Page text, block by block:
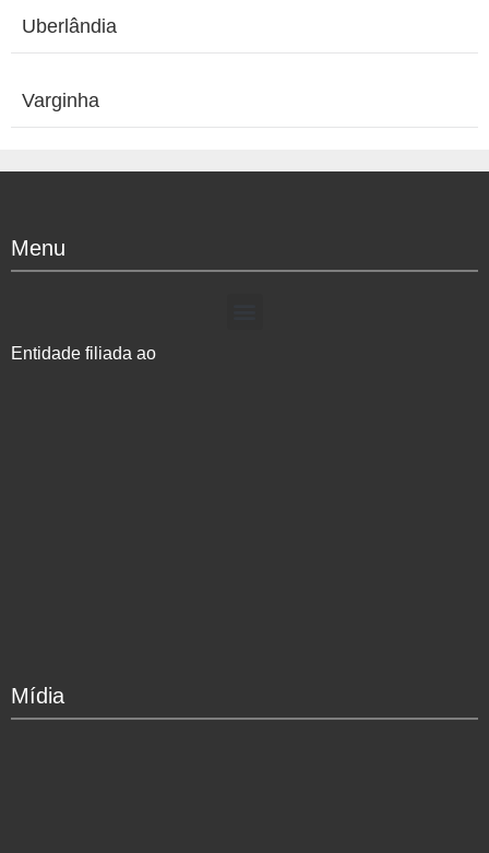
Uberlândia
Varginha
Menu
Entidade filiada ao
Mídia